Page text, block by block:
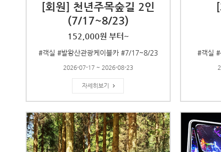
[회원] 천년주목숲길 2인
(7/17~8/23)
152,000원 부터~
#객실 #발왕산관광케이블카 #7/17~8/23
2026-07-17 ~ 2026-08-23
자세히보기
#객실